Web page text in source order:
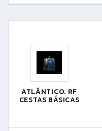
ATLÂNTICO. RF
CESTAS BÁSICAS